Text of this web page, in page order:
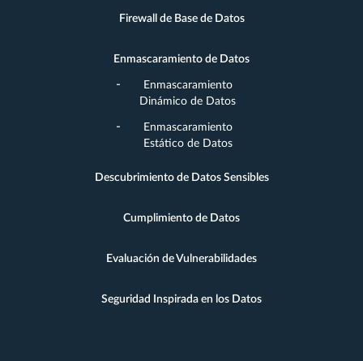
Firewall de Base de Datos
Enmascaramiento de Datos
Enmascaramiento
Dinámico de Datos
Enmascaramiento
Estático de Datos
Descubrimiento de Datos Sensibles
Cumplimiento de Datos
Evaluación de Vulnerabilidades
Seguridad Inspirada en los Datos